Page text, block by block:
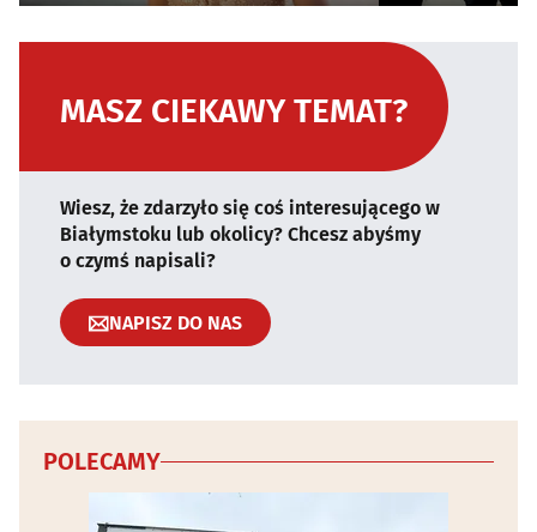
MASZ CIEKAWY TEMAT?
Wiesz, że zdarzyło się coś interesującego w
Białymstoku lub okolicy? Chcesz abyśmy
o czymś napisali?
NAPISZ DO NAS
POLECAMY